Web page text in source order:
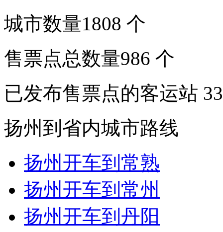
城市数量1808 个
售票点总数量986 个
已发布售票点的客运站
扬州到省内城市路线
扬州开车到常熟
扬州开车到常州
扬州开车到丹阳